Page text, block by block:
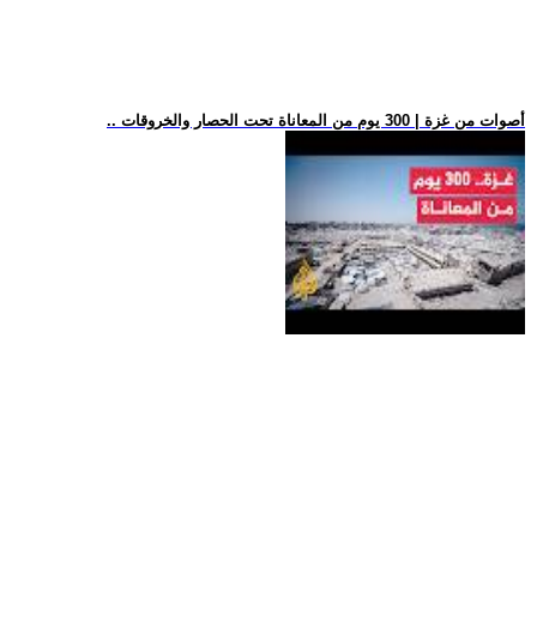
.. أصوات من غزة | 300 يوم من المعاناة تحت الحصار والخروقات